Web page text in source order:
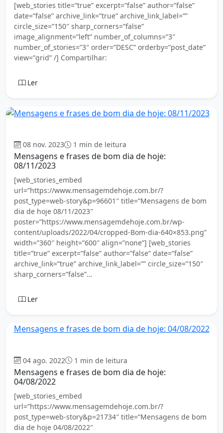
[web_stories title=”true” excerpt=”false” author=”false”
date=”false” archive_link=”true” archive_link_label=””
circle_size=”150″ sharp_corners=”false”
image_alignment=”left” number_of_columns=”3″
number_of_stories=”3″ order=”DESC” orderby=”post_date”
view=”grid” /] Compartilhar:
Ler
08 nov. 2023 1 min de leitura
Mensagens e frases de bom dia de hoje:
08/11/2023
[web_stories_embed
url=”https://www.mensagemdehoje.com.br/?
post_type=web-story&p=96601″ title=”Mensagens de bom
dia de hoje 08/11/2023″
poster=”https://www.mensagemdehoje.com.br/wp-
content/uploads/2022/04/cropped-Bom-dia-640×853.png”
width=”360″ height=”600″ align=”none”] [web_stories
title=”true” excerpt=”false” author=”false” date=”false”
archive_link=”true” archive_link_label=”” circle_size=”150″
sharp_corners=”false”…
Ler
Mensagens e frases de bom dia de hoje: 04/08/2022
04 ago. 2022 1 min de leitura
Mensagens e frases de bom dia de hoje:
04/08/2022
[web_stories_embed
url=”https://www.mensagemdehoje.com.br/?
post_type=web-story&p=21734″ title=”Mensagens de bom
dia de hoje 04/08/2022″